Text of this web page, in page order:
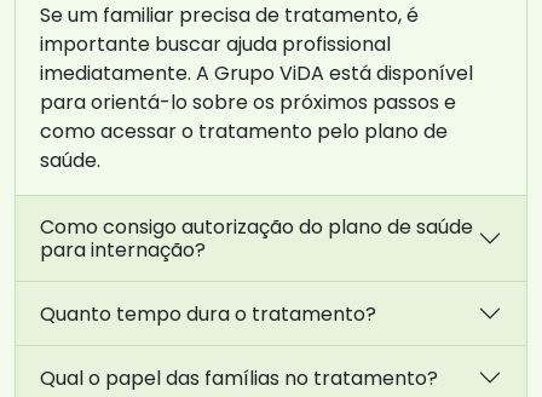
Se um familiar precisa de tratamento, é
importante buscar ajuda profissional
imediatamente. A Grupo ViDA está disponível
para orientá-lo sobre os próximos passos e
como acessar o tratamento pelo plano de
saúde.
Como consigo autorização do plano de saúde
para internação?
Quanto tempo dura o tratamento?
Qual o papel das famílias no tratamento?